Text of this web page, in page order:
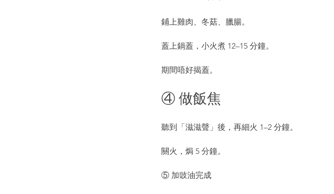
鋪上雞肉、冬菇、臘腸。
蓋上鍋蓋，小火煮 12–15 分鐘。
期間唔好揭蓋。
④ 做飯焦
聽到「滋滋聲」後，再細火 1–2 分鐘。
關火，焗 5 分鐘。
⑤ 加豉油完成